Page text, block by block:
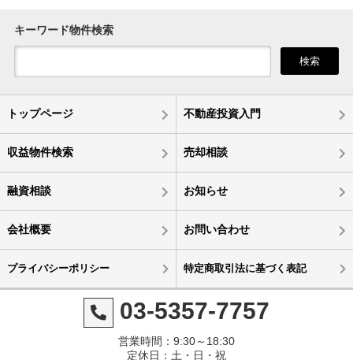
キーワード物件検索
検索
トップページ 不動産投資入門
収益物件検索 売却相談
融資相談 お知らせ
会社概要 お問い合わせ
プライバシーポリシー 特定商取引法に基づく表記
03-5357-7757
営業時間：9:30～18:30
定休日：土・日・祝